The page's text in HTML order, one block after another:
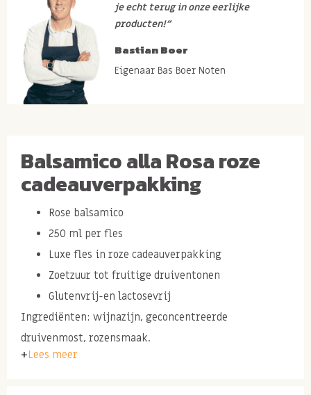
je echt terug in onze eerlijke
producten!”
Bastian Boer
Eigenaar Bas Boer Noten
Balsamico alla Rosa roze
cadeauverpakking
Rose balsamico
250 ml per fles
Luxe fles in roze cadeauverpakking
Zoetzuur tot fruitige druiventonen
Glutenvrij-en lactosevrij
Ingrediënten: wijnazijn, geconcentreerde
druivenmost, rozensmaak.
Lees meer